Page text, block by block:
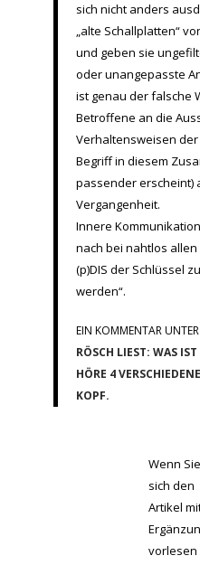
sich nicht anders
„alte Schallplatten“
und geben sie
oder unangepasste
ist genau der falsche
Betroffene an die
Verhaltensweisen
Begriff in diesem
passender erscheint)
Vergangenheit.
Innere
nach bei nahtlos
(p)DIS der Schlüssel
werden“.
EIN KOMMENTAR
RÖSCH LIEST: WAS
HÖRE 4
KOPF.
Wenn Sie
sich den
Artikel
vorlesen